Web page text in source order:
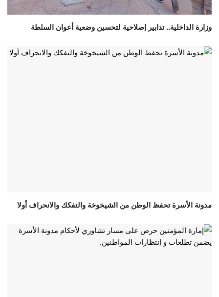
وزارة الداخلية.. تدابير إصلاحية لتحسين وضعية أعوان السلطة
مدونة الأسرة تحفظ الوطن من الشيخوخة والتفكك والانحراف أولا